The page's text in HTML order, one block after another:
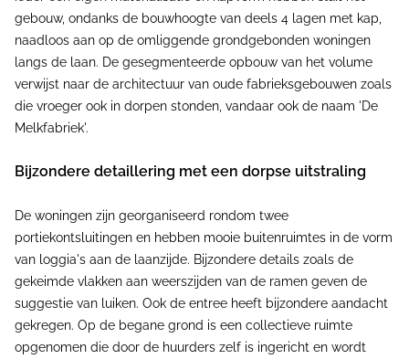
gebouw, ondanks de bouwhoogte van deels 4 lagen met kap,
naadloos aan op de omliggende grondgebonden woningen
langs de laan. De gesegmenteerde opbouw van het volume
verwijst naar de architectuur van oude fabrieksgebouwen zoals
die vroeger ook in dorpen stonden, vandaar ook de naam 'De
Melkfabriek'.
Bijzondere detaillering met een dorpse uitstraling
De woningen zijn georganiseerd rondom twee
portiekontsluitingen en hebben mooie buitenruimtes in de vorm
van loggia's aan de laanzijde. Bijzondere details zoals de
gekeimde vlakken aan weerszijden van de ramen geven de
suggestie van luiken. Ook de entree heeft bijzondere aandacht
gekregen. Op de begane grond is een collectieve ruimte
opgenomen die door de huurders zelf is ingericht en wordt